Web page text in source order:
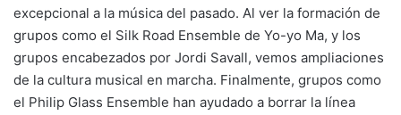
excepcional a la música del pasado. Al ver la formación de
grupos como el Silk Road Ensemble de Yo-yo Ma, y los
grupos encabezados por Jordi Savall, vemos ampliaciones
de la cultura musical en marcha. Finalmente, grupos como
el Philip Glass Ensemble han ayudado a borrar la línea